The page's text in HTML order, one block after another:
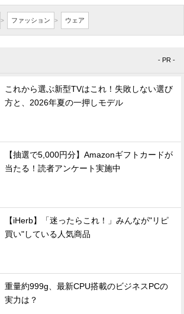
> ファッション > ウェア
- PR -
これから選ぶ新型TVはこれ！失敗しない選び
方と、2026年夏の一押しモデル
【抽選で5,000円分】Amazonギフトカードが
当たる！読者アンケート実施中
【iHerb】「迷ったらこれ！」みんなが"リピ
買い"している人気商品
重量約999g、最新CPU搭載のビジネスPCの
実力は？